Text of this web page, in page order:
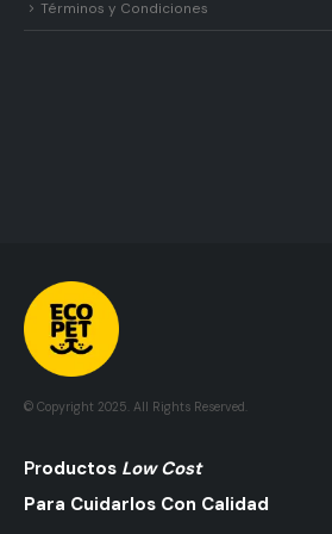
Términos y Condiciones
© Copyright 2025. All Rights Reserved.
PrOductos Low Cost
Para Cuidarlos Con Calidad